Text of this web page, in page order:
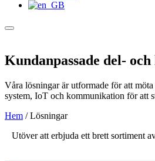
Kundanpassade del-
Våra lösningar är utformade för att
system, IoT och kommunikation för att
Hem /Lösningar
Utöver att erbjuda ett brett sortiment